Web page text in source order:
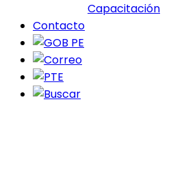
Capacitación
Contacto